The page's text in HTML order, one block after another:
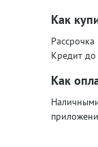
Как
Кредит до
Как